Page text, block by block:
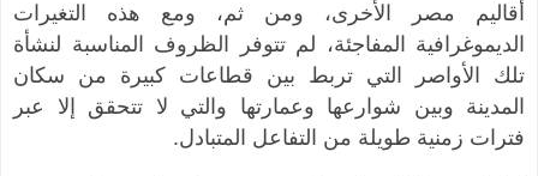
أقاليم مصر الأخرى، ومن ثم، ومع هذه التغيرات
الديموغرافية المفاجئة، لم تتوفر الظروف المناسبة لنشأة
تلك الأواصر التي تربط بين قطاعات كبيرة من سكان
المدينة وبين شوارعها وعمارتها والتي لا تتحقق إلا عبر
فترات زمنية طويلة من التفاعل المتبادل.